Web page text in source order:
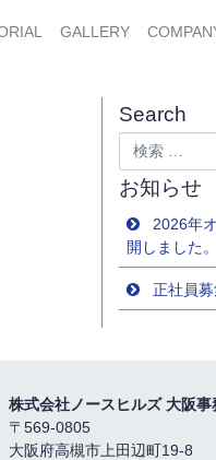
GALLERY
Search
検索
お知らせ
2026年
開しました。
正社員
株式会社ノースヒルズ 大阪事
〒569-0805
大阪府高槻市上田辺町19-8